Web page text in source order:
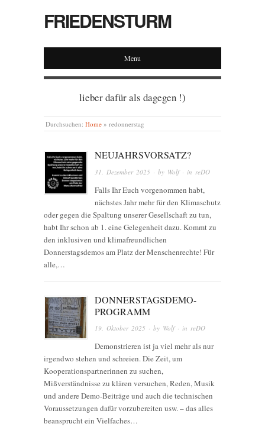
FRIEDENSTURM
Menu
lieber dafür als dagegen !)
Durchsuchen: Home » redonnerstag
NEUJAHRSVORSATZ?
31. Dezember 2025 · by Wolf· in reDO
Falls Ihr Euch vorgenommen habt,
nächstes Jahr mehr für den Klimaschutz
oder gegen die Spaltung unserer Gesellschaft zu tun,
habt Ihr schon ab 1. eine Gelegenheit dazu. Kommt zu
den inklusiven und klimafreundlichen
Donnerstagsdemos am Platz der Menschenrechte! Für
alle,…
DONNERSTAGSDEMO-
PROGRAMM
19. Oktober 2025 · by Wolf· inreDO
Demonstrieren ist ja viel mehr als nur
irgendwo stehen und schreien. Die Zeit, um
Kooperationspartnerinnen zu suchen,
Mißverständnisse zu klären versuchen, Reden, Musik
und andere Demo-Beiträge und auch die technischen
Voraussetzungen dafür vorzubereiten usw. – das alles
beansprucht ein Vielfaches…